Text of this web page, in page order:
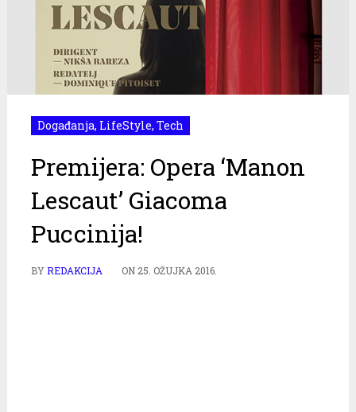
Događanja, LifeStyle, Tech
Premijera: Opera ‘Manon
Lescaut’ Giacoma
Puccinija!
BYREDAKCIJA ON 25. OŽUJKA 2016.